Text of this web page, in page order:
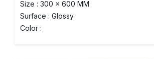
Size : 300 x 600 MM
Surface : Glossy
Color :